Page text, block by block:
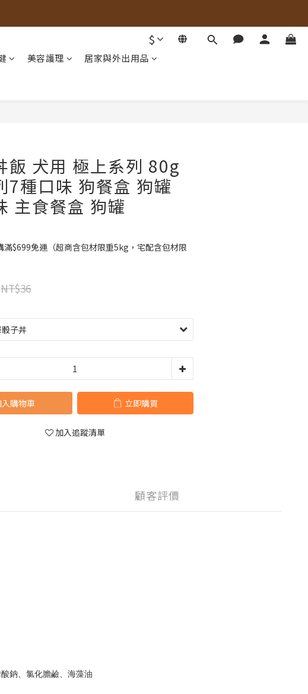
$
美容護理
居家與外出用品
飯 犬用 極上系列 80g
7種口味 狗餐盒 狗罐
主食餐盒 狗罐
滿$699免運（超商含包材限重5kg，宅配含包材限
NT$36
入購物車 立即購買
加入追蹤清單
顧客評價
鈉、氯化膽鹼、海藻油